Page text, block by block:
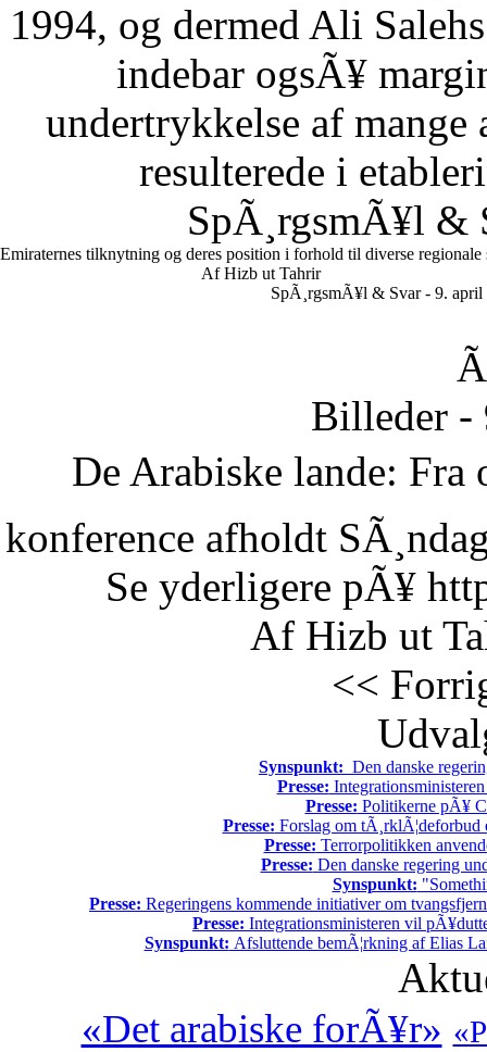
1994, og dermed Ali
indebar ogsÃ¥
undertrykkelse af
resulterede i
SpÃ¸rgsmÃ¥l &
Emiraternes tilknytning og deres position i forhold til diverse regionale
Af Hizb ut Tahrir
SpÃ¸rgsmÃ¥l & Svar - 9. april
Billeder -
De Arabiske lande: Fra
konference afholdt
Se yderligere pÃ¥
Af Hizb ut
<<
Synspunkt: Den danske
Presse:
Presse: Politikerne pÃ¥
Presse: Forslag om tÃ¸rklÃ¦deforbud
Presse: Terrorpolitikken
Presse: Den danske regering
Synspunkt:
Presse: Regeringens kommende initiativer om
Presse: Integrationsministeren vil
Synspunkt: Afsluttende bemÃ¦rkning af Elias
«Det arabiske forÃ¥r»